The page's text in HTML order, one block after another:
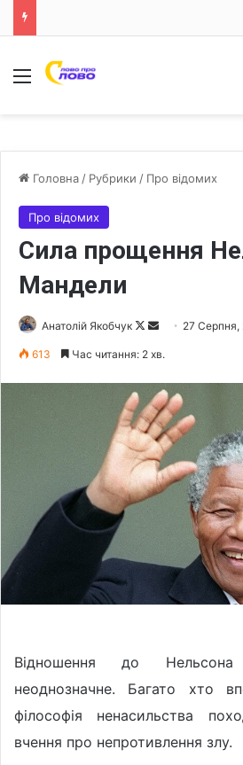
Меню
Головна / Рубрики / Про відомих
Про відомих
Сила прощення
Мандели
Анатолій Якобчук
F
o
w
o
X
d
a
n
e
m
a
27 Серпня,
613 Час читання: 2 хв.
Відношення до
неоднозначне. Багато хто
філософія ненасильства
вчення про непротивлення злу.